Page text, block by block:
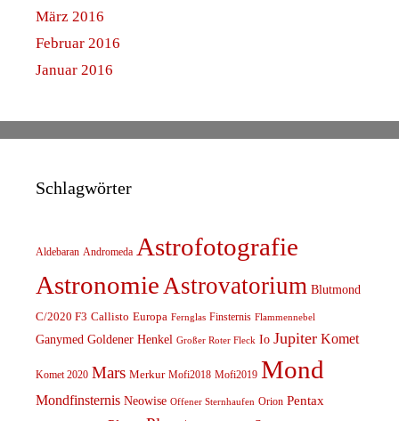
März 2016
Februar 2016
Januar 2016
Schlagwörter
Aldebaran Andromeda Astrofotografie
AstronomieAstrovatorium Blutmond
C/2020 F3 Callisto Europa Fernglas Finsternis Flammennebel
Ganymed Goldener Henkel Großer Roter Fleck Io Jupiter Komet
Komet 2020 Mars Merkur Mofi2018 Mofi2019 Mond
Mondfinsternis Neowise Offener Sternhaufen Orion Pentax